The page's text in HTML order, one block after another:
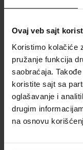
Ovaj veb sajt
Koristimo kolačiće
pružanje funkcija
saobraćaja.
koristite sajt sa
oglašavanje i
drugim
na osnovu
kružnošću
autoputeva i
takođe
abraziju,
čak i u